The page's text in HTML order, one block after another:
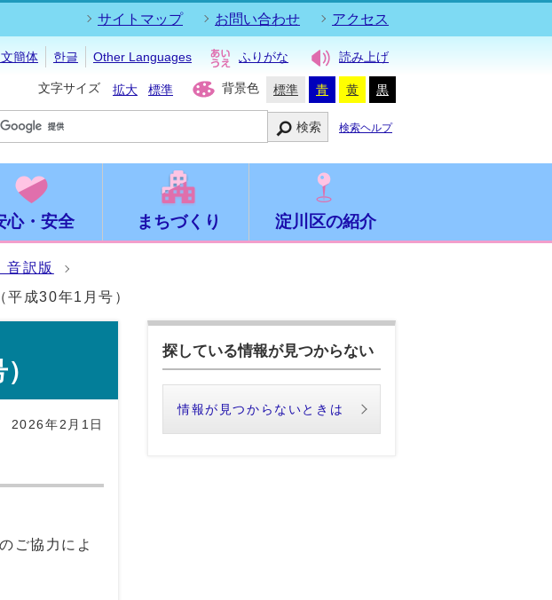
サイトマップ お問い合わせ アクセス
簡体 한글 Other Languages ふりがな 読み上げ
文字サイズ 拡大 標準 背景色 標準 青 黄 黒
検索 検索ヘルプ
心・安全 まちづくり 淀川区の紹介
音訳版
平成30年1月号）
2026年2月1日
ご協力によ
探している情報が見つからない
情報が見つからないときは